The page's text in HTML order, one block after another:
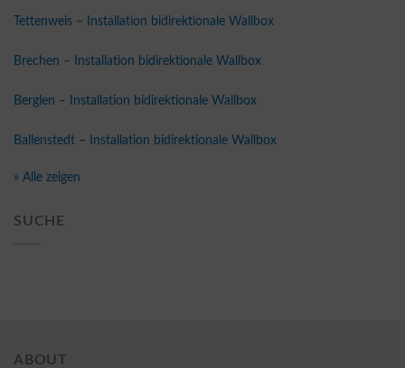
Tettenweis – Installation bidirektionale Wallbox
Brechen – Installation bidirektionale Wallbox
Berglen – Installation bidirektionale Wallbox
Ballenstedt – Installation bidirektionale Wallbox
» Alle zeigen
SUCHE
ABOUT